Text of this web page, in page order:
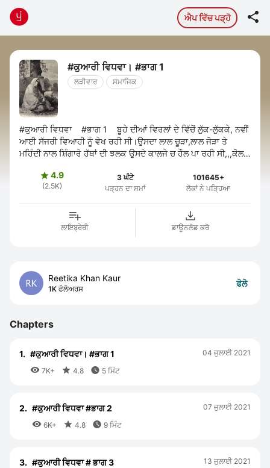
ਐਪ ਵਿੱਚ ਪੜ੍ਹੋ 
#ਕੁਆਰੀ ਵਿਧਵਾ। #ਭਾਗ 1
ਲੜੀਵਾਰ ਸਮਾਜਿਕ
#ਕੁਆਰੀ ਵਿਧਵਾ #ਭਾਗ 1 ਬੂਹੇ ਦੀਆਂ ਵਿਰਲਾਂ ਦੇ ਵਿੱਚੋਂ ਲੁੱਕ-ਲੁੱਕਕੇ, ਨਵੀਂ
ਆਈ ਸੱਜਰੀ ਵਿਆਹੀ ਨੂੰ ਵੇਖ ਰਹੀ ਸੀ।ਉਸਦਾ ਲਾਲ ਚੂੜਾ,ਲਾਲ ਜੋੜਾ ਤੇ
ਮਹਿੰਦੀ ਨਾਲ ਸ਼ਿੰਗਾਰੇ ਹੱਥਾਂ ਦੀ ਝਲਕ ਉਸਦੇ ਕਾਲਜੇ ਚ ਹੌਲ ਪਾ ਰਹੀ ਸੀ,,,ਕੋਲ
4.9
(2.5K)
3 ਘੰਟੇ
ਪੜ੍ਹਨ ਦਾ ਸਮਾਂ
101645+
ਲੋਕਾਂ ਨੇ ਪੜ੍ਹਿਆ
ਲਾਇਬ੍ਰੇਰੀ ਡਾਊਨਲੋਡ ਕਰੋ
Reetika Khan Kaur
1K ਫੋਲੋਅਰਸ
ਫੋਲੋ
Chapters
1. #ਕੁਆਰੀ ਵਿਧਵਾ। #ਭਾਗ 1
 7K+  4.8  5 ਮਿੰਟ
04 ਜੁਲਾਈ 2021
2. #ਕੁਆਰੀ ਵਿਧਵਾ #ਭਾਗ 2
 6K+  4.8  9 ਮਿੰਟ
07 ਜੁਲਾਈ 2021
3. #ਕੁਆਰੀ ਵਿਧਵਾ # ਭਾਗ 3 13 ਜੁਲਾਈ 2021